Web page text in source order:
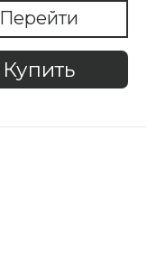
Перейти
Купить